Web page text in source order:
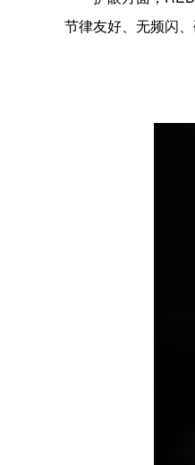
节律友好、无频闪